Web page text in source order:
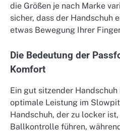
die Größen je nach Marke
sicher, dass der Handschuh
etwas Bewegung Ihrer
Die Bedeutung der
Komfort
Ein gut sitzender
optimale Leistung im
Handschuh, der zu locker
Ballkontrolle führen,